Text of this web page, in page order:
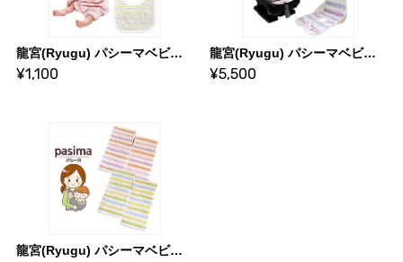
龍宮(Ryugu) パシーマベビー スタイ サイズ／(約)21×27cm
¥1,100
龍宮(Ryugu) パシーマベビー チャイルドシートパット サイズ／(約)30×75cm
¥5,500
龍宮(Ryugu) パシーマベビー だっこひもベルトカバー 適応ベルト幅／(約)9×18cm